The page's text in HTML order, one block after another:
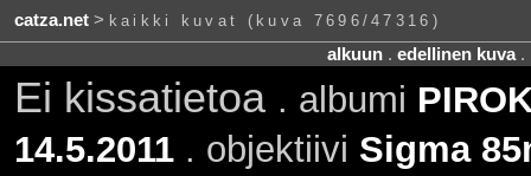
catza.net> kaikki kuvat (kuva 7696/47316)
alkuun. edellinen kuva.
Ei kissatietoa . albumi
14.5.2011. objektiivi Sigma